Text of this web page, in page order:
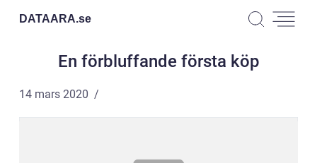
DATAARA.se
En förbluffande första köp
14 mars 2020